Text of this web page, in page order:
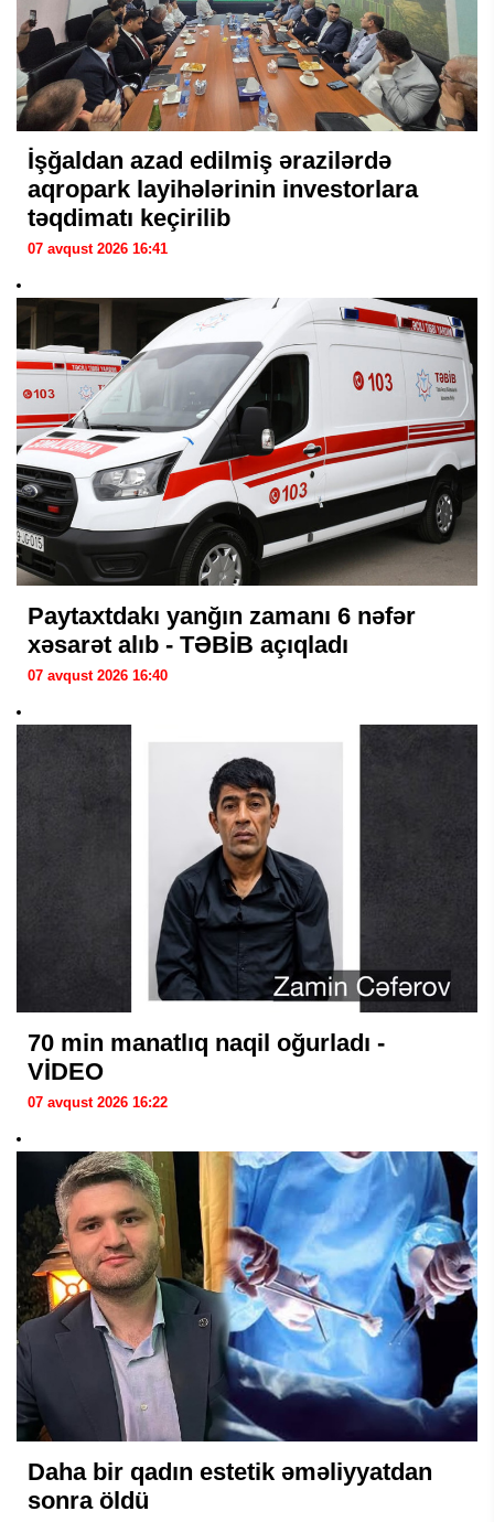
İşğaldan azad edilmiş ərazilərdə
aqropark layihələrinin investorlara
təqdimatı keçirilib
07 avqust 2026 16:41
Paytaxtdakı yanğın zamanı 6 nəfər
xəsarət alıb - TƏBİB açıqladı
07 avqust 2026 16:40
70 min manatlıq naqil oğurladı -
VİDEO
07 avqust 2026 16:22
Daha bir qadın estetik əməliyyatdan
sonra öldü